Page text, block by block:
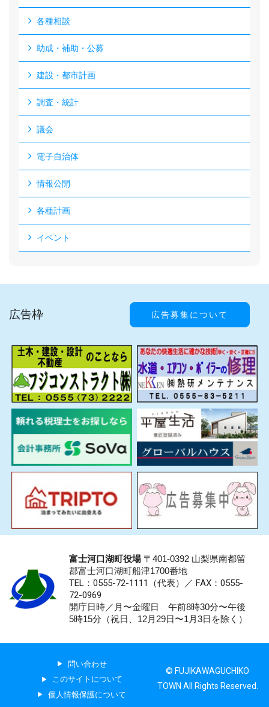
各種相談
助成・補助・公募
建設・都市計画
調査・統計
議会
電子自治体
情報公開
各種計画
イベント
広告枠 広告募集について
富士河口湖町役場〒401-0392 山梨県南都留
郡富士河口湖町船津1700番地
TEL：0555-72-1111 （代表）／ FAX：0555-
72-0969
開庁日時／月〜金曜日 午前8時30分〜午後
5時15分（祝日、12月29日〜1月3日を除く）
問い合わせ
このサイトについて
個人情報保護について
© FUJIKAWAGUCHIKO
TOWN All Rights Reserved.